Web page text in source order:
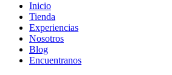
Inicio
Tienda
Experiencias
Nosotros
Blog
Encuentranos